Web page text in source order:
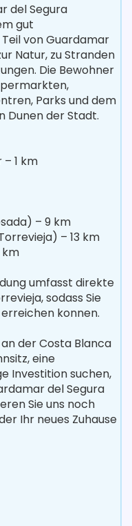
del Segura
gut
von Guardamar
Natur, zu Stranden
Die Bewohner
Parks und dem
Dunen der Stadt.
1 km
– 9 km
– 13 km
km
umfasst direkte
sodass Sie
konnen.
der Costa Blanca
eine
Investition suchen,
del Segura
Sie uns noch
Ihr neues Zuhause